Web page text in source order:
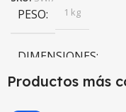
PESO 1 kg
DIMENSIONES
Productos más